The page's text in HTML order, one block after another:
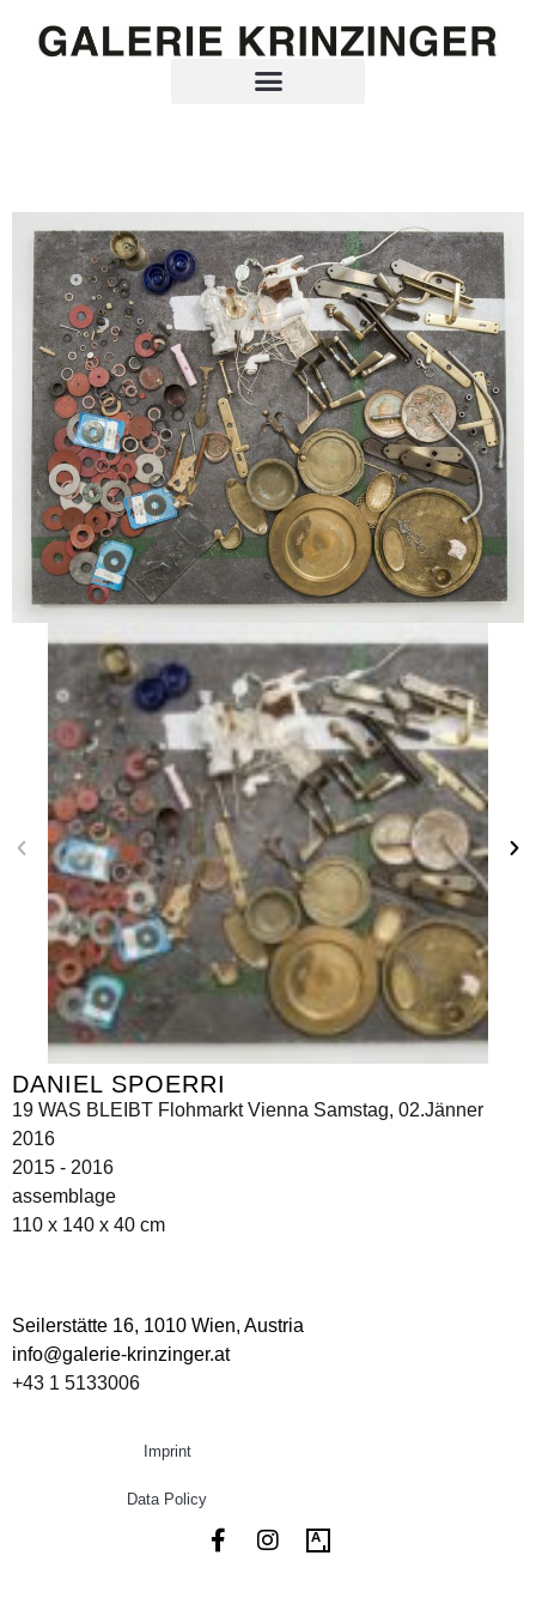
DANIEL SPOERRI
19 WAS BLEIBT Flohmarkt Vienna Samstag, 02.Jänner
2016
2015 - 2016
assemblage
110 x 140 x 40 cm
Seilerstätte 16, 1010 Wien, Austria
info@galerie-krinzinger.at
+43 1 5133006
Imprint
Data Policy